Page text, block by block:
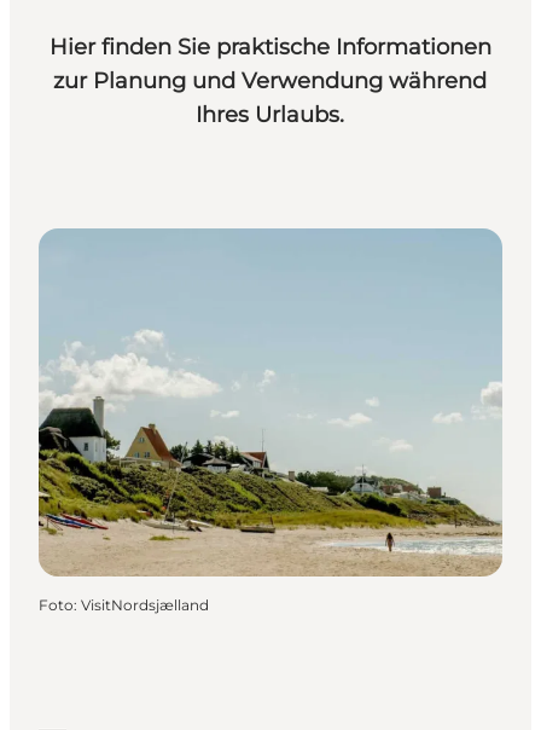
Hier finden Sie praktische Informationen
zur Planung und Verwendung während
Ihres Urlaubs.
Foto: VisitNordsjælland